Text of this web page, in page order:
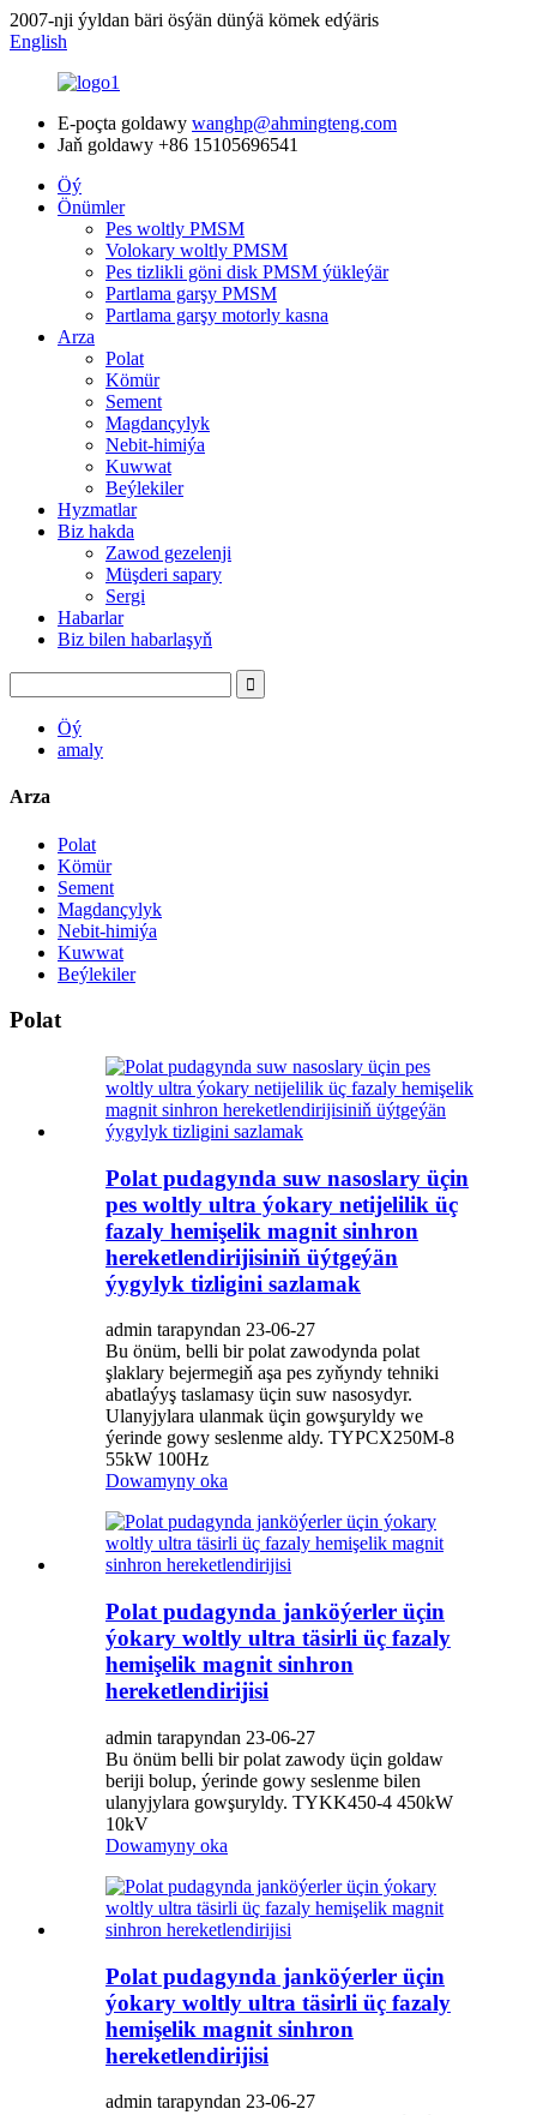
2007-nji ýyldan bäri ösýän dünýä kömek edýäris
English
E-poçta goldawy wanghp@ahmingteng.com
Jaň goldawy +86 15105696541
Öý
Önümler
Pes woltly PMSM
Volokary woltly PMSM
Pes tizlikli göni disk PMSM ýükleýär
Partlama garşy PMSM
Partlama garşy motorly kasna
Arza
Polat
Kömür
Sement
Magdançylyk
Nebit-himiýa
Kuwwat
Beýlekiler
Hyzmatlar
Biz hakda
Zawod gezelenji
Müşderi sapary
Sergi
Habarlar
Biz bilen habarlaşyň
Öý
amaly
Arza
Polat
Kömür
Sement
Magdançylyk
Nebit-himiýa
Kuwwat
Beýlekiler
Polat
Polat pudagynda suw nasoslary üçin
pes woltly ultra ýokary netijelilik üç
fazaly hemişelik magnit sinhron
hereketlendirijisiniň üýtgeýän
ýygylyk tizligini sazlamak
admin tarapyndan 23-06-27
Bu önüm, belli bir polat zawodynda polat
şlaklary bejermegiň aşa pes zyňyndy tehniki
abatlaýyş taslamasy üçin suw nasosydyr.
Ulanyjylara ulanmak üçin gowşuryldy we
ýerinde gowy seslenme aldy. TYPCX250M-8
55kW 100Hz
Dowamyny oka
Polat pudagynda janköýerler üçin
ýokary woltly ultra täsirli üç fazaly
hemişelik magnit sinhron
hereketlendirijisi
admin tarapyndan 23-06-27
Bu önüm belli bir polat zawody üçin goldaw
beriji bolup, ýerinde gowy seslenme bilen
ulanyjylara gowşuryldy. TYKK450-4 450kW
10kV
Dowamyny oka
Polat pudagynda janköýerler üçin
ýokary woltly ultra täsirli üç fazaly
hemişelik magnit sinhron
hereketlendirijisi
admin tarapyndan 23-06-27